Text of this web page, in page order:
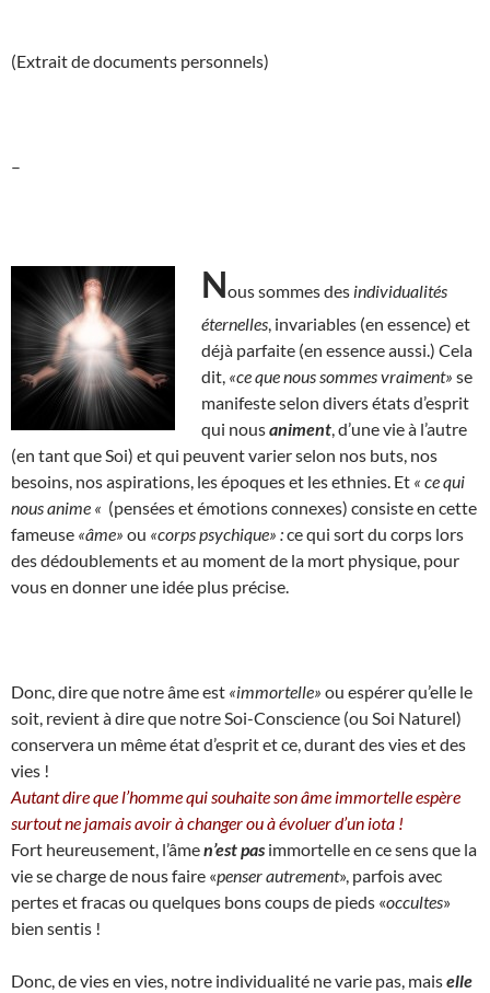
(Extrait de documents personnels)
–
Nous sommes des individualités
éternelles , invariables (en essence) et
déjà parfaite (en essence aussi.) Cela
dit, «ce que nous sommes vraiment» se
manifeste selon divers états d’esprit
qui nousaniment , d’une vie à l’autre
(en tant que Soi) et qui peuvent varier selon nos buts, nos
besoins, nos aspirations, les époques et les ethnies. Et « ce qui
nous anime « (pensées et émotions connexes) consiste en cette
fameuse «âme» ou «corps psychique» :ce qui sort du corps lors
des dédoublements et au moment de la mort physique, pour
vous en donner une idée plus précise.
Donc, dire que notre âme est «immortelle» ou espérer qu’elle le
soit, revient à dire que notre Soi-Conscience (ou Soi Naturel)
conservera un même état d’esprit et ce, durant des vies et des
vies !
Autant dire que l’homme qui souhaite son âme immortelle espère
surtout ne jamais avoir à changer ou à évoluer d’un iota !
Fort heureusement, l’âmen’est pas immortelle en ce sens que la
vie se charge de nous faire «penser autrement», parfois avec
pertes et fracas ou quelques bons coups de pieds «occultes»
bien sentis !
Donc, de vies en vies, notre individualité ne varie pas, maiselle